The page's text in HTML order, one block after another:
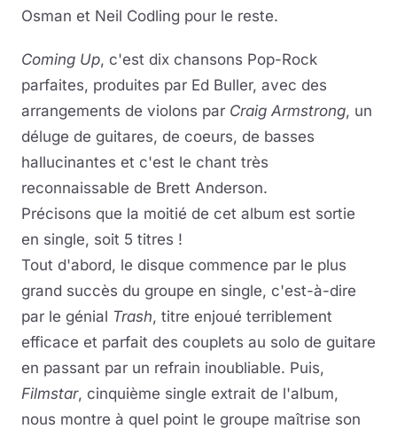
Osman et Neil Codling pour le reste.
Coming Up, c'est dix chansons Pop-Rock
parfaites, produites par Ed Buller, avec des
arrangements de violons par Craig Armstrong, un
déluge de guitares, de coeurs, de basses
hallucinantes et c'est le chant très
reconnaissable de Brett Anderson.
Précisons que la moitié de cet album est sortie
en single, soit 5 titres !
Tout d'abord, le disque commence par le plus
grand succès du groupe en single, c'est-à-dire
par le génial Trash, titre enjoué terriblement
efficace et parfait des couplets au solo de guitare
en passant par un refrain inoubliable. Puis,
Filmstar, cinquième single extrait de l'album,
nous montre à quel point le groupe maîtrise son